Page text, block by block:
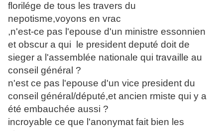
florilége de tous les travers du
nepotisme,voyons en vrac
,n'est-ce pas l'epouse d'un ministre essonnien
et obscur a qui le president deputé doit de
sieger a l'assemblée nationale qui travaille au
conseil général ?
n'est ce pas l'epouse d'un vice president du
conseil général/député,et ancien rmiste qui y a
été embauchée aussi ?
incroyable ce que l'anonymat fait bien les